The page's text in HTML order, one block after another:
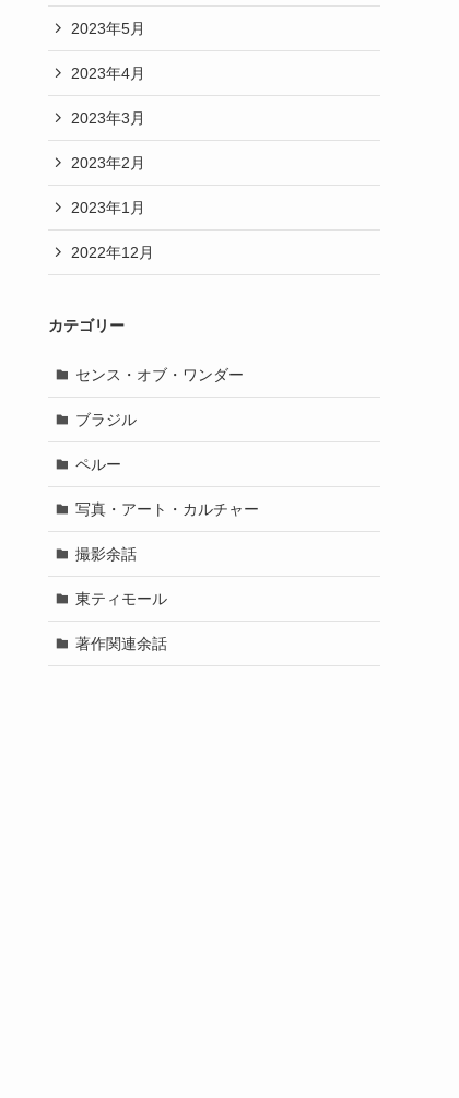
2023年5月
2023年4月
2023年3月
2023年2月
2023年1月
2022年12月
カテゴリー
センス・オブ・ワンダー
ブラジル
ペルー
写真・アート・カルチャー
撮影余話
東ティモール
著作関連余話